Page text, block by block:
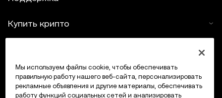
Купить крипто
Трейдинг
Мы используем файлы cookie, чтобы обеспечивать
правильную работу нашего веб-сайта, персонализировать
рекламные объявления и другие материалы, обеспечивать
работу функций социальных сетей и анализировать